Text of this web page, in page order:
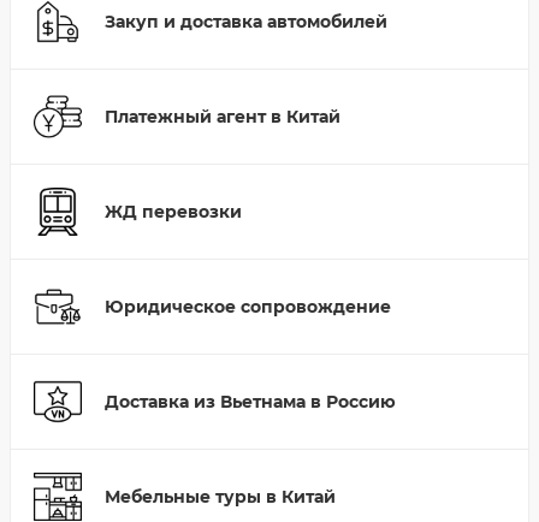
Закуп и доставка автомобилей
Платежный агент в Китай
ЖД перевозки
Юридическое сопровождение
Доставка из Вьетнама в Россию
Мебельные туры в Китай